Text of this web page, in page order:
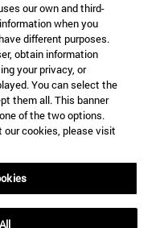
our own and third-
when you
different purposes.
obtain information
your privacy, or
You can select the
them all. This banner
of the two options.
our cookies, please visit